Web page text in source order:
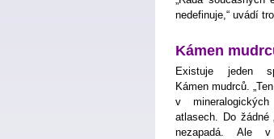
nedefinuje,“ uvádí
Kámen
Existuje jeden
Kámen mudrců.
v
atlasech. Do žádné
nezapadá. Ale